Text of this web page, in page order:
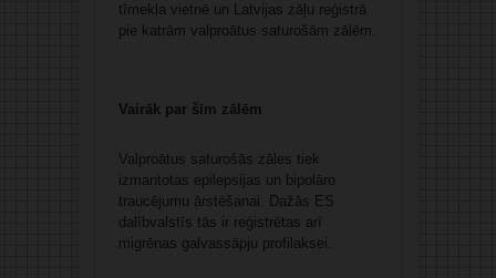
tīmekļa vietnē un Latvijas zāļu reģistrā
pie katrām valproātus saturošām zālēm.
Vairāk par šīm zālēm
Valproātus saturošās zāles tiek
izmantotas epilepsijas un bipolāro
traucējumu ārstēšanai. Dažās ES
dalībvalstīs tās ir reģistrētas arī
migrēnas galvassāpju profilaksei.